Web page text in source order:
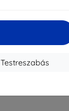
Testreszabás